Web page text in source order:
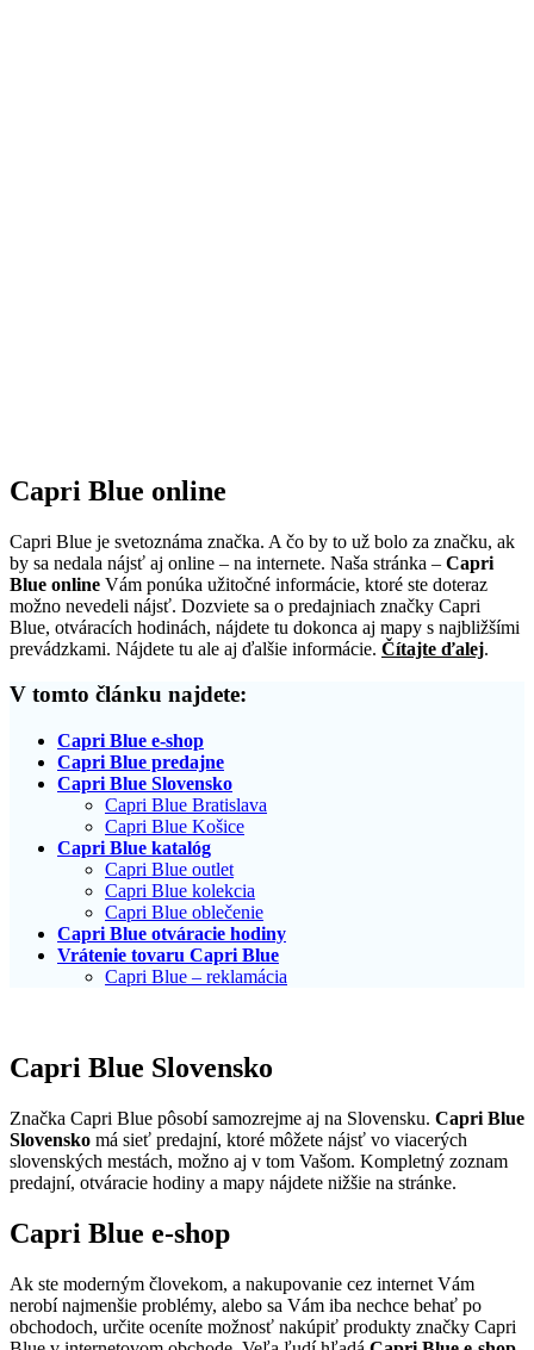
Capri Blue online
Capri Blue je svetoznáma značka. A čo by to už bolo za značku, ak
by sa nedala nájsť aj online – na internete. Naša stránka – Capri
Blue online Vám ponúka užitočné informácie, ktoré ste doteraz
možno nevedeli nájsť. Dozviete sa o predajniach značky Capri
Blue, otváracích hodinách, nájdete tu dokonca aj mapy s najbližšími
prevádzkami. Nájdete tu ale aj ďalšie informácie. Čítajte ďalej.
V tomto článku najdete:
Capri Blue e-shop
Capri Blue predajne
Capri Blue Slovensko
Capri Blue Bratislava
Capri Blue Košice
Capri Blue katalóg
Capri Blue outlet
Capri Blue kolekcia
Capri Blue oblečenie
Capri Blue otváracie hodiny
Vrátenie tovaru Capri Blue
Capri Blue – reklamácia
Capri Blue Slovensko
Značka Capri Blue pôsobí samozrejme aj na Slovensku. Capri Blue
Slovensko má sieť predajní, ktoré môžete nájsť vo viacerých
slovenských mestách, možno aj v tom Vašom. Kompletný zoznam
predajní, otváracie hodiny a mapy nájdete nižšie na stránke.
Capri Blue e-shop
Ak ste moderným človekom, a nakupovanie cez internet Vám
nerobí najmenšie problémy, alebo sa Vám iba nechce behať po
obchodoch, určite oceníte možnosť nakúpiť produkty značky Capri